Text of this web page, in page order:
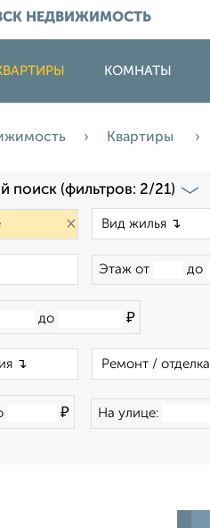
НЕДВИЖИМОСТЬ
КОМНАТЫ
Квартиры
поиск (фильтров: 2/21)
×
Этаж от до
до ₽
₽ На улице: